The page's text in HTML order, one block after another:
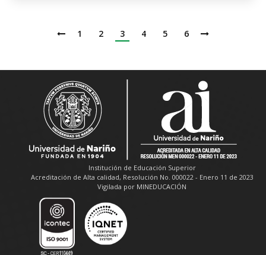
1 2 3 4 5 6
Institución de Educación Superior
Acreditación de Alta calidad, Resolución No. 000022 - Enero 11 de 2023
Vigilada por MINEDUCACIÓN